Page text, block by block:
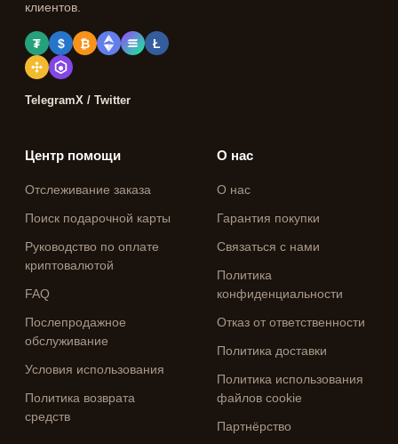
клиентов.
₮ $ ₿ Ł
TelegramX / Twitter
Центр помощи
Отслеживание заказа
Поиск подарочной карты
Руководство по оплате
криптовалютой
FAQ
Послепродажное
обслуживание
Условия использования
Политика возврата
средств
О нас
О нас
Гарантия покупки
Связаться с нами
Политика
конфиденциальности
Отказ от ответственности
Политика доставки
Политика использования
файлов cookie
Партнёрство